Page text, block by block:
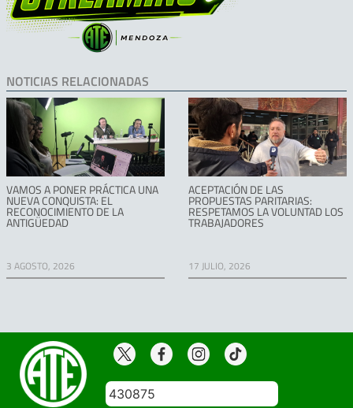
NOTICIAS RELACIONADAS
VAMOS A PONER PRÁCTICA UNA
NUEVA CONQUISTA: EL
RECONOCIMIENTO DE LA
ANTIGÜEDAD
3 AGOSTO, 2026
ACEPTACIÓN DE LAS
PROPUESTAS PARITARIAS:
RESPETAMOS LA VOLUNTAD LOS
TRABAJADORES
17 JULIO, 2026
430875